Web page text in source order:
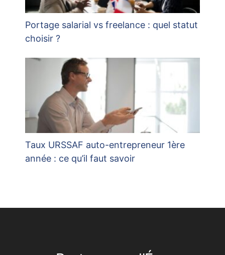
Portage salarial vs freelance : quel statut
choisir ?
Taux URSSAF auto-entrepreneur 1ère
année : ce qu’il faut savoir